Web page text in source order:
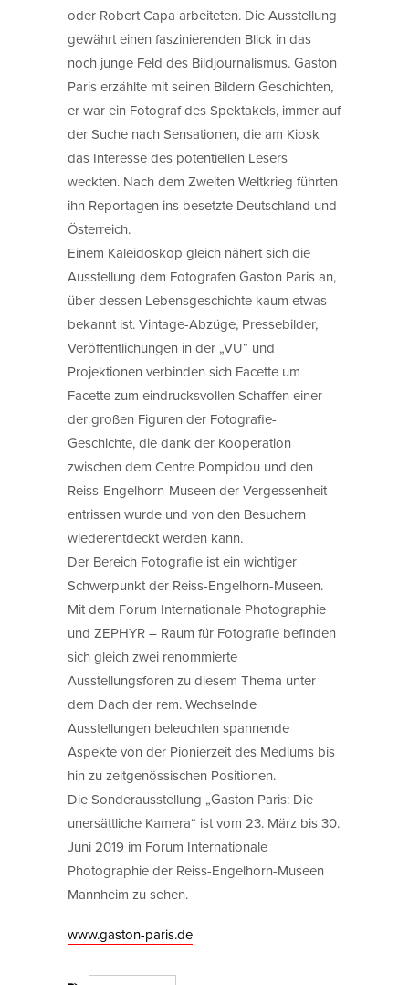
oder Robert Capa arbeiteten. Die Ausstellung
gewährt einen faszinierenden Blick in das
noch junge Feld des Bildjournalismus. Gaston
Paris erzählte mit seinen Bildern Geschichten,
er war ein Fotograf des Spektakels, immer auf
der Suche nach Sensationen, die am Kiosk
das Interesse des potentiellen Lesers
weckten. Nach dem Zweiten Weltkrieg führten
ihn Reportagen ins besetzte Deutschland und
Österreich.
Einem Kaleidoskop gleich nähert sich die
Ausstellung dem Fotografen Gaston Paris an,
über dessen Lebensgeschichte kaum etwas
bekannt ist. Vintage-Abzüge, Pressebilder,
Veröffentlichungen in der „VU“ und
Projektionen verbinden sich Facette um
Facette zum eindrucksvollen Schaffen einer
der großen Figuren der Fotografie-
Geschichte, die dank der Kooperation
zwischen dem Centre Pompidou und den
Reiss-Engelhorn-Museen der Vergessenheit
entrissen wurde und von den Besuchern
wiederentdeckt werden kann.
Der Bereich Fotografie ist ein wichtiger
Schwerpunkt der Reiss-Engelhorn-Museen.
Mit dem Forum Internationale Photographie
und ZEPHYR – Raum für Fotografie befinden
sich gleich zwei renommierte
Ausstellungsforen zu diesem Thema unter
dem Dach der rem. Wechselnde
Ausstellungen beleuchten spannende
Aspekte von der Pionierzeit des Mediums bis
hin zu zeitgenössischen Positionen.
Die Sonderausstellung „Gaston Paris: Die
unersättliche Kamera“ ist vom 23. März bis 30.
Juni 2019 im Forum Internationale
Photographie der Reiss-Engelhorn-Museen
Mannheim zu sehen.
www.gaston-paris.de